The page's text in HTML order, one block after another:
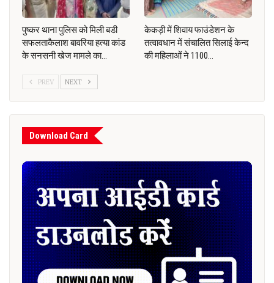
पुष्कर थाना पुलिस को मिली बडी
सफलताकैलाश बावरिया हत्या कांड
के सनसनी खेज मामले का…
केकड़ी में शिवाय फाउंडेशन के
तत्वावधान में संचालित सिलाई केन्द
की महिलाओं ने 1100…
PREV NEXT
Download Card